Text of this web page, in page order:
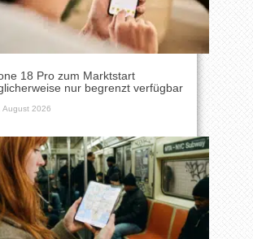
18 Pro zum Marktstart
nur begrenzt verfügbar
August 2026